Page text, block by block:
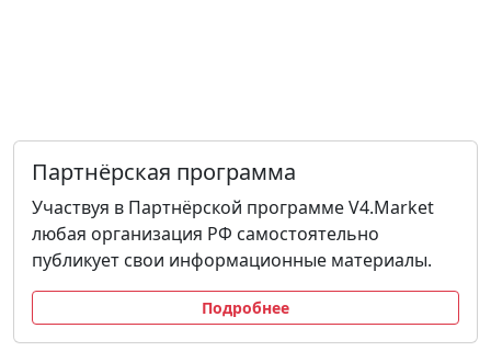
Партнёрская программа
Участвуя в Партнёрской программе V4.Market
любая организация РФ самостоятельно
публикует свои информационные материалы.
Подробнее